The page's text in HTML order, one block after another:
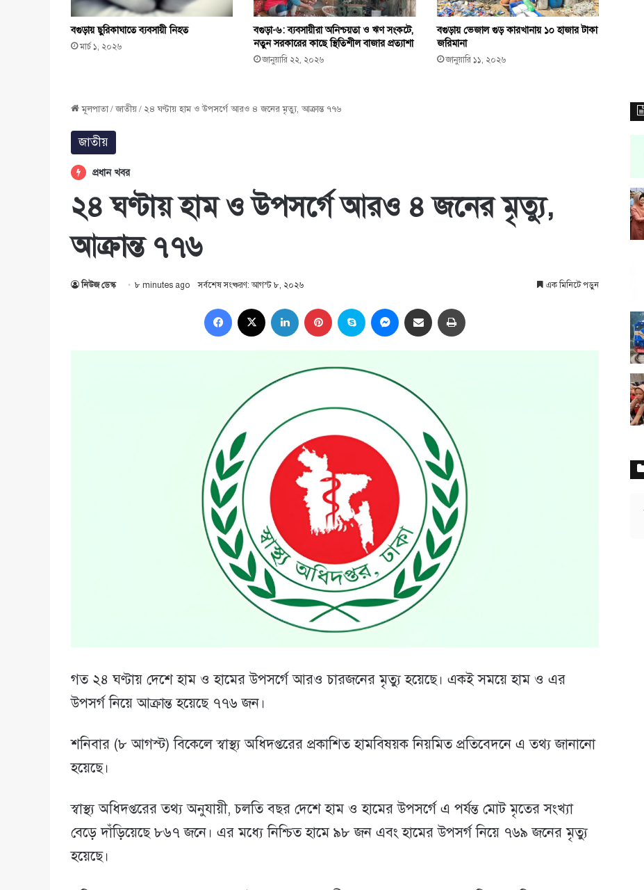
বগুড়ায় ছুরিকাঘাতে ব্যবসায়ী নিহত
মার্চ ১, ২০২৬
বগুড়া-৬: ব্যবসায়ীরা অনিশ্চয়তা ও ঋণ সংকটে,
নতুন সরকারের কাছে স্থিতিশীল বাজার প্রত্যাশা
জানুয়ারি ২২, ২০২৬
বগুড়ায় ভেজাল গুড় কারখানায় ১০ হাজার টাকা
জরিমানা
জানুয়ারি ১১, ২০২৬